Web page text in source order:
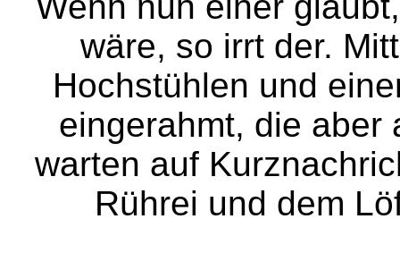
wäre, so irrt der.
Hochstühlen und
eingerahmt, die aber
warten auf
Rührei und dem